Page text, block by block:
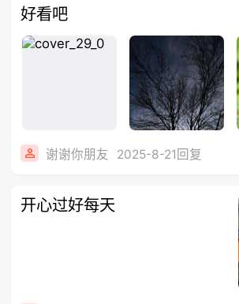
好看吧
谢谢你朋友 2025-8-21回复
开心过好每天￼